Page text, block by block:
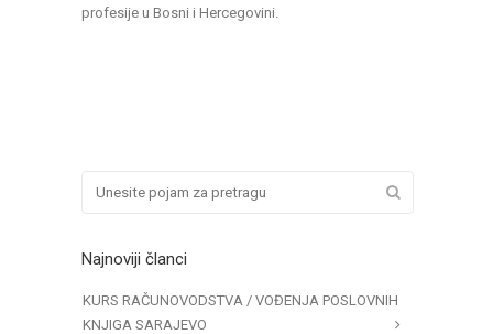
profesije u Bosni i Hercegovini.
Najnoviji članci
KURS RAČUNOVODSTVA / VOĐENJA POSLOVNIH
KNJIGA SARAJEVO